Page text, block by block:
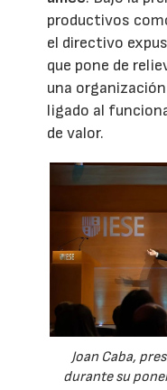
productivos
el directivo
que pone de
una
ligado al
de valor.
Joan Caba,
durante su